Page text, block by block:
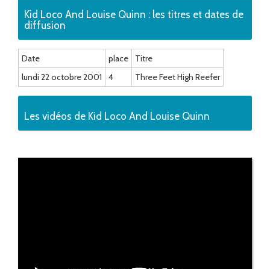
Kid Loco And Louise Quinn : les titres et dates de
diffusion
Date place
Titre
lundi 22 octobre 2001
4 Three Feet High Reefer
Les vidéos de Kid Loco And Louise Quinn